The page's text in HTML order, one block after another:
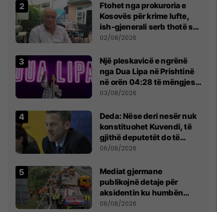
Ftohet nga prokuroria e
Kosovës për krime lufte,
ish-gjenerali serb thotë se
dikush e tradhtoi në
02/08/2026
Një pleskavicë e ngrënë
nga Dua Lipa në Prishtinë
në orën 04:28 të mëngjesit
- dhe bota digjitale serbe
03/08/2026
Deda: Nëse deri nesër nuk
konstituohet Kuvendi, të
gjithë deputetët do të
bëjnë shkelje të rëndë
06/08/2026
Mediat gjermane
publikojnë detaje për
aksidentin ku humbën
jetën tre mërgimtarë nga
06/08/2026